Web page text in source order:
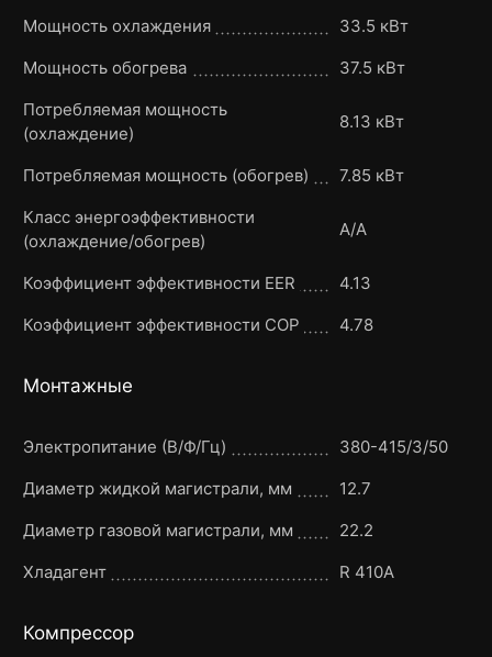
Мощность охлаждения
33.5 кВт
Мощность обогрева
37.5 кВт
Потребляемая мощность
(охлаждение)
8.13 кВт
Потребляемая мощность (обогрев)
7.85 кВт
Класс энергоэффективности
(охлаждение/обогрев)
A/A
Коэффициент эффективности EER
4.13
Коэффициент эффективности COP
4.78
Монтажные
Электропитание (В/Ф/Гц)
380-415/3/50
Диаметр жидкой магистрали, мм
12.7
Диаметр газовой магистрали, мм
22.2
Хладагент
R 410A
Компрессор